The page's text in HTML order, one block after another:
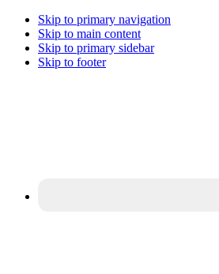
Skip to primary navigation
Skip to main content
Skip to primary sidebar
Skip to footer